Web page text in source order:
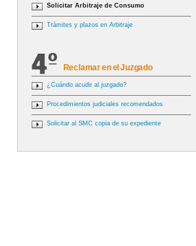
Solicitar Arbitraje de Consumo
Trámites y plazos en Arbitraje
Reclamar en el Juzgado
¿Cuándo acudir al juzgado?
Procedimientos judiciales recomendados
Solicitar al SMC copia de su expediente